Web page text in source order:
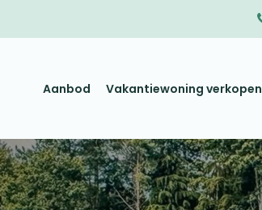
Aanbod Vakantiewoning verkopen